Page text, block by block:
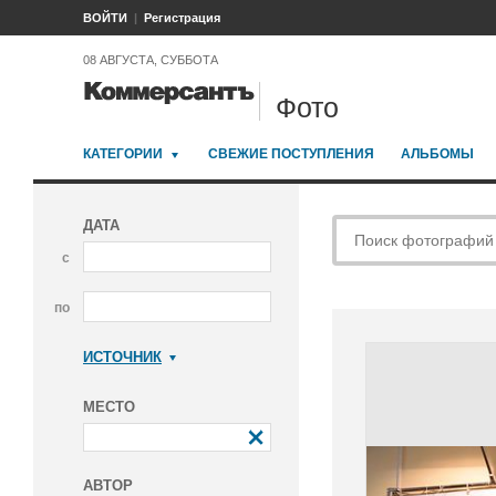
ВОЙТИ Регистрация
08 АВГУСТА, СУББОТА
Фото
КАТЕГОРИИ СВЕЖИЕ ПОСТУПЛЕНИЯ АЛЬБОМЫ
ДАТА
с
по
ИСТОЧНИК
МЕСТО
АВТОР